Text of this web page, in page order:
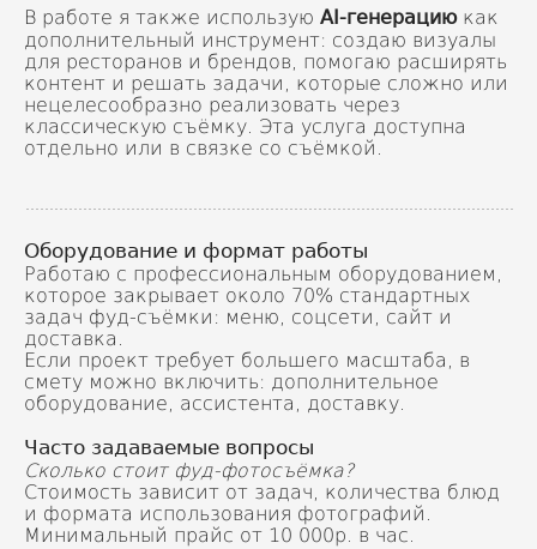
В работе я также использую AI-генерациюкак
дополнительный инструмент: создаю визуалы
для ресторанов и брендов, помогаю расширять
контент и решать задачи, которые сложно или
нецелесообразно реализовать через
классическую съёмку. Эта услуга доступна
отдельно или в связке со съёмкой.
Оборудование и формат работы
Работаю с профессиональным оборудованием,
которое закрывает около 70% стандартных
задач фуд-съёмки: меню, соцсети, сайт и
доставка.
Если проект требует большего масштаба, в
смету можно включить: дополнительное
оборудование, ассистента, доставку.
Часто задаваемые вопросы
Сколько стоит фуд-фотосъёмка?
Стоимость зависит от задач, количества блюд
и формата использования фотографий.
Минимальный прайс от 10 000р. в час.